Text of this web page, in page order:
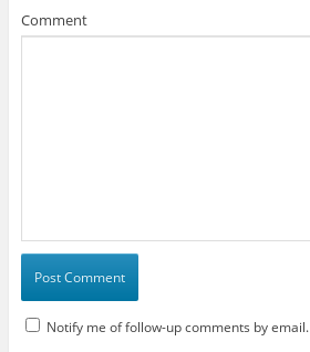
Comment
Notify me of follow-up comments by email.